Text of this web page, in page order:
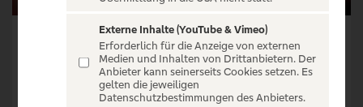
Grand Hotel Pulverfass
Tickets ab € 58,47
Tickets ab € 58,47
Tickets
Externe Inhalte (YouTube & Vimeo)
Erforderlich für die Anzeige von externen
Medien und Inhalten von Drittanbietern. Der
Anbieter kann seinerseits Cookies setzen. Es
gelten die jeweiligen
Datenschutzbestimmungen des Anbieters.